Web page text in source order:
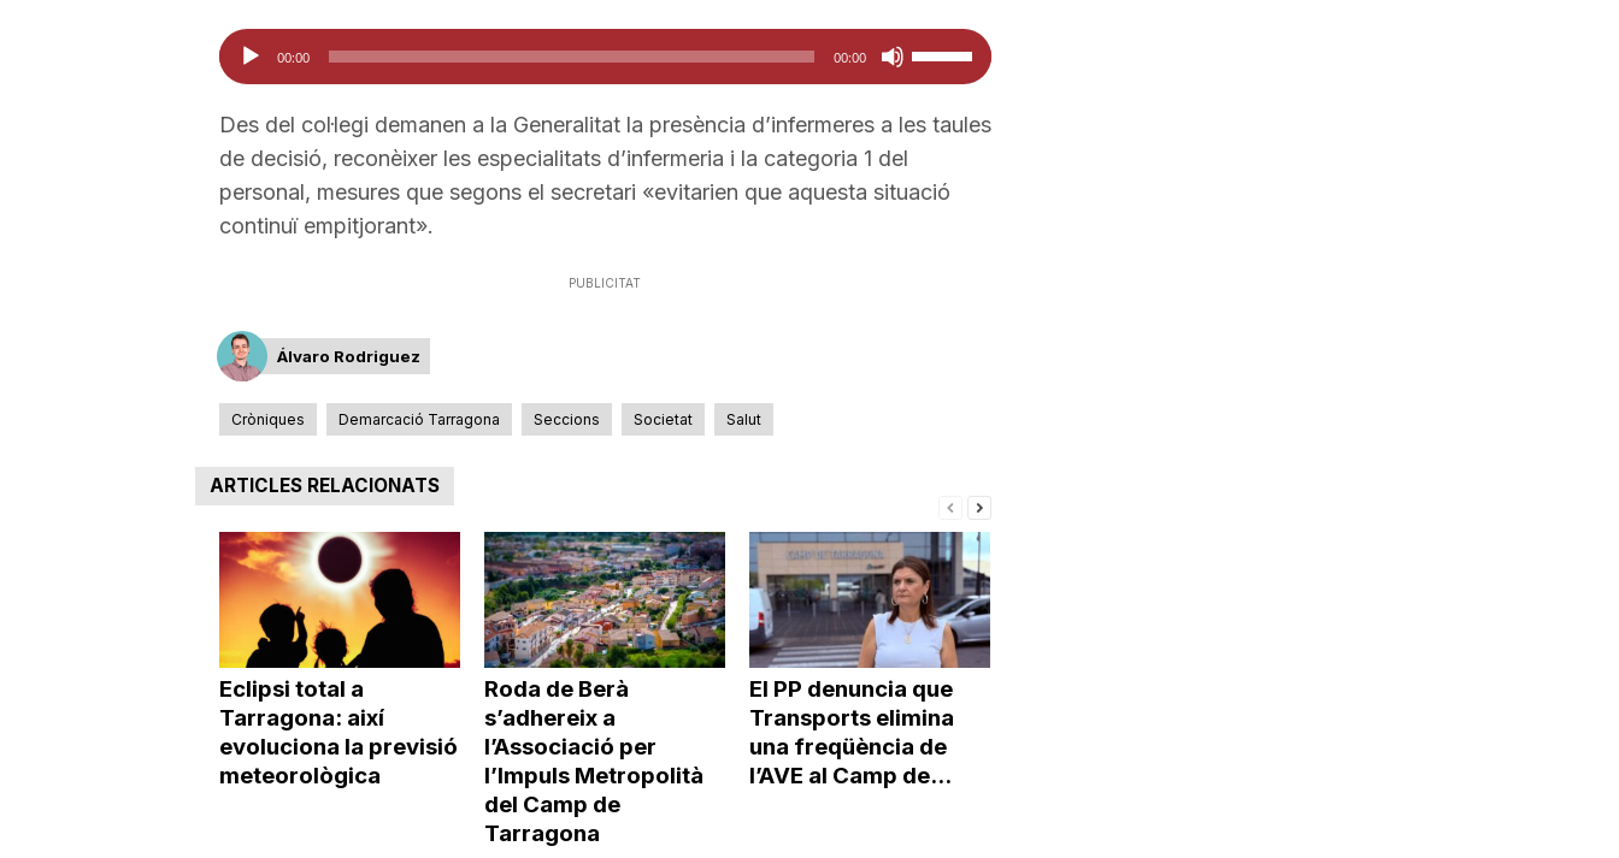
Reproductor
d'àudio
00:00 00:00
Feu
servir
les
de
volum.
Des del col·legi demanen a la Generalitat la presència d’infermeres a les taules
de decisió, reconèixer les especialitats d’infermeria i la categoria 1 del
personal, mesures que segons el secretari «evitarien que aquesta situació
continuï empitjorant».
PUBLICITAT
Álvaro Rodriguez
Cròniques Demarcació Tarragona Seccions Societat Salut
ARTICLES RELACIONATS
Eclipsi total a
Tarragona: així
evoluciona la previsió
meteorològica
Roda de Berà
s’adhereix a
l’Associació per
l’Impuls Metropolità
del Camp de
Tarragona
El PP denuncia que
Transports elimina
una freqüència de
l’AVE al Camp de...